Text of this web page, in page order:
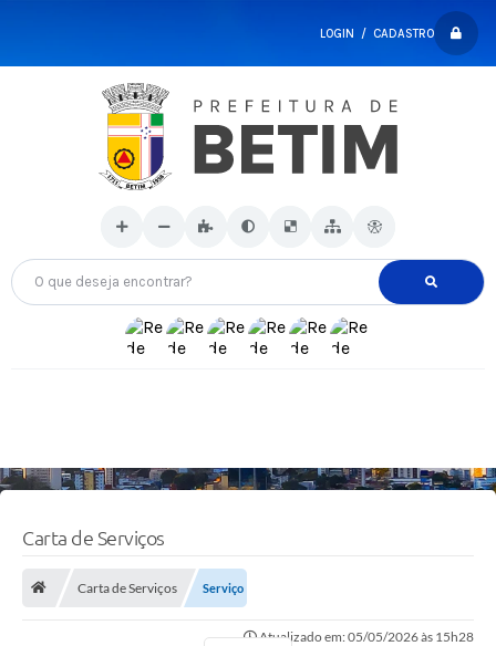
LOGIN / CADASTRO
O que deseja encontrar?
Carta de Serviços
Carta de Serviços Serviço
Atualizado em: 05/05/2026 às 15h28